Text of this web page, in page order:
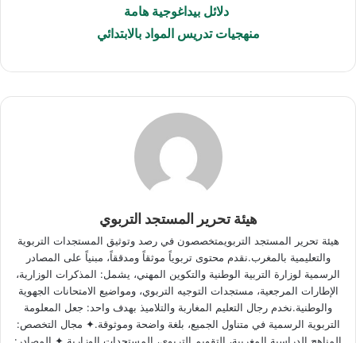
دلائل بيداغوجية هامة
منهجيات تدريس المواد بالابتدائي
هيئة تحرير المستجد التربوي
هيئة تحرير المستجد التربويمتخصصون في رصد وتوثيق المستجدات التربوية
والتعليمية بالمغرب.نقدم محتوى تربوياً موثقاً ومدققاً، مبنياً على المصادر
الرسمية لوزارة التربية الوطنية والتكوين المهني، يشمل: المذكرات الوزارية،
الإطارات المرجعية، مستجدات التوجيه التربوي، ومواضيع الامتحانات الجهوية
والوطنية.نخدم رجال التعليم المغاربة والتلاميذ بهدف واحد: جعل المعلومة
التربوية الرسمية في متناول الجميع، بلغة واضحة وموثوقة.✦ مجال التخصص:
المناهج الدراسية المغربية، التقويم التربوي، المستجدات الوزارية ✦ المصادر: